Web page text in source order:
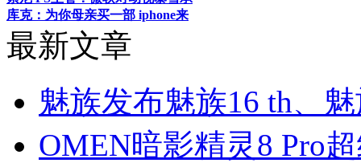
库克：为你母亲买一部 iphone来
最新文章
魅族发布魅族16 th、
OMEN暗影精灵8 Pro